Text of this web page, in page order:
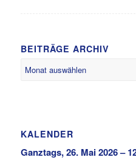
BEITRÄGE ARCHIV
KALENDER
Ganztags,26. Mai 2026–